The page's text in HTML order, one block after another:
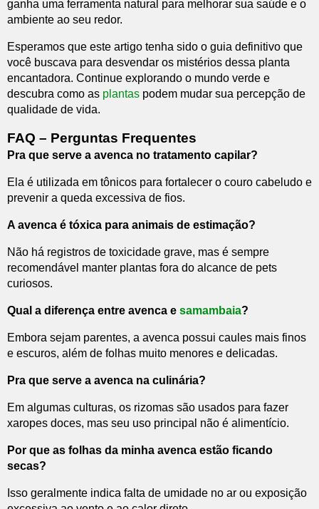
ganha uma ferramenta natural para melhorar sua saúde e o
ambiente ao seu redor.
Esperamos que este artigo tenha sido o guia definitivo que
você buscava para desvendar os mistérios dessa planta
encantadora. Continue explorando o mundo verde e
descubra como as plantas podem mudar sua percepção de
qualidade de vida.
FAQ – Perguntas Frequentes
Pra que serve a avenca no tratamento capilar?
Ela é utilizada em tônicos para fortalecer o couro cabeludo e
prevenir a queda excessiva de fios.
A avenca é tóxica para animais de estimação?
Não há registros de toxicidade grave, mas é sempre
recomendável manter plantas fora do alcance de pets
curiosos.
Qual a diferença entre avenca e samambaia?
Embora sejam parentes, a avenca possui caules mais finos
e escuros, além de folhas muito menores e delicadas.
Pra que serve a avenca na culinária?
Em algumas culturas, os rizomas são usados para fazer
xaropes doces, mas seu uso principal não é alimentício.
Por que as folhas da minha avenca estão ficando
secas?
Isso geralmente indica falta de umidade no ar ou exposição